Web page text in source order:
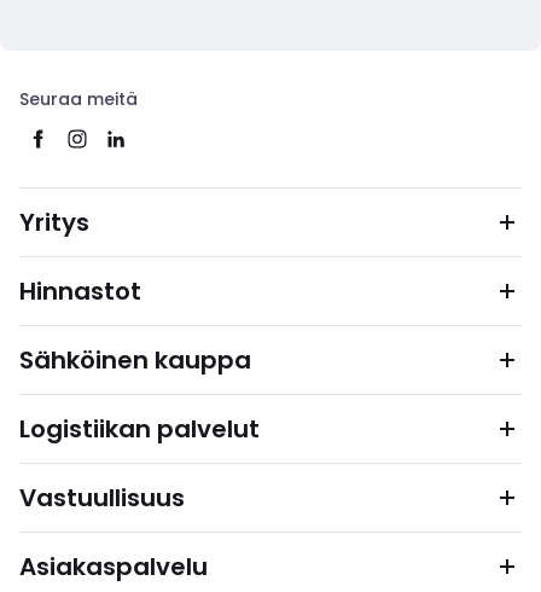
Seuraa meitä
Yritys
Hinnastot
Sähköinen kauppa
Logistiikan palvelut
Vastuullisuus
Asiakaspalvelu